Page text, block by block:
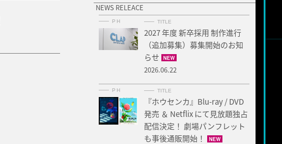
NEWS RELEACE
PH TITLE
2027 年度 新卒採用 制作進行
（追加募集）募集開始のお知
らせ
2026.06.22
PH TITLE
『ホウセンカ』Blu-ray / DVD
発売 ＆ Netflix にて見放題独占
配信決定！ 劇場パンフレット
も事後通販開始！